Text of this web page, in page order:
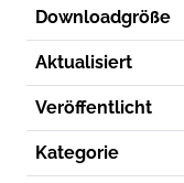
Downloadgröße
Aktualisiert
Veröffentlicht
Kategorie